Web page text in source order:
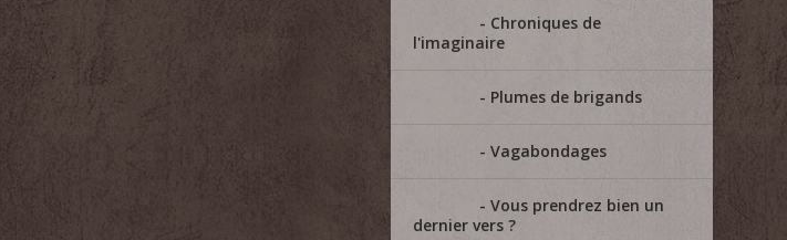
Chroniques de
l'imaginaire
Plumes de brigands
Vagabondages
Vous prendrez bien un
dernier vers ?